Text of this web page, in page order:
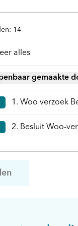
14
en mappen
alles
gemaakte
1. Woo verzoek
2. Besluit Woo-